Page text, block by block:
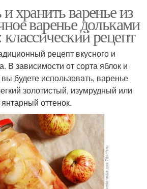
хранить варенье из
варенье дольками
рецепт
рецепт вкусного и
В зависимости от сорта яблок и
будете использовать, варенье
золотистый, изумрудный или
оттенок.